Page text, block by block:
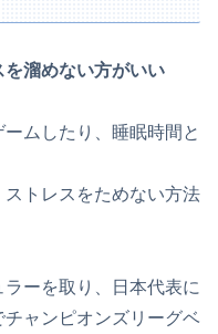
溜めない方がいい
ムしたり、睡眠時間と
トレスをためない方法
ーを取り、日本代表に
ャンピオンズリーグベ